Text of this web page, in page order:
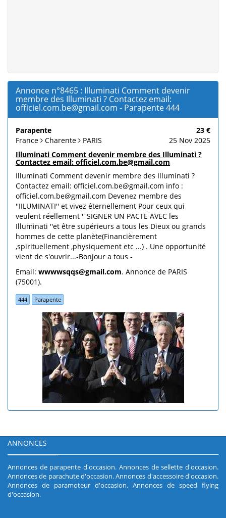
Annonce n°8465 : Illuminati Comment devenir
membre des Illuminati ? Contactez email:
officiel.com.be@gmail.com - Parapente 444
Parapente
23 €
France
Charente PARIS
25 Nov 2025
Illuminati Comment devenir membre des Illuminati ?
Contactez email: officiel.com.be@gmail.com
Illuminati Comment devenir membre des Illuminati ?
Contactez email: officiel.com.be@gmail.com info :
officiel.com.be@gmail.com Devenez membre des
''IILUMINATI'' et vivez éternellement Pour ceux qui
veulent réellement '' SIGNER UN PACTE AVEC les
Illuminati ''et être supérieurs a tous les Dieux ou grands
hommes de cette planète(Financièrement
,spirituellement ,physiquement etc ...) . Une opportunité
vient de s'ouvrir...-Bonjour a tous -
Email: wwwwsqqs@gmail.com. Annonce de PARIS
(75001).
444 Parapente
ANNONCES
Annonces de parapente d'occasion. Annonces de sellette d'occasion.
Annonces de parachute d'occasion.Annonces d'accessoire d'occasion.
Annonces de paramoteur d'occasion. Annonces de speed flying
d'occasion.